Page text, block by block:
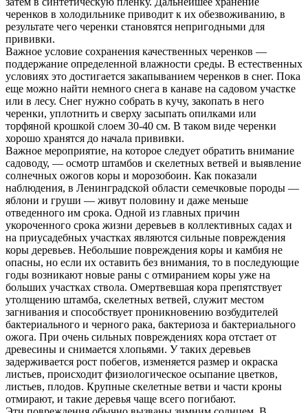
черенков в холодильнике приводит к их обезвоживанию, в
результате чего черенки становятся непригодными для
прививки.
Важное условие сохранения качественных черенков —
поддержание определенной влажности среды. В естественных
условиях это достигается закапыванием черенков в снег. Пока
еще можно найти немного снега в канаве на садовом участке
или в лесу. Снег нужно собрать в кучу, закопать в него
черенки, уплотнить и сверху засыпать опилками или
торфяной крошкой слоем 30-40 см. В таком виде черенки
хорошо хранятся до начала прививки.
Важное мероприятие, на которое следует обратить внимание
садоводу, — осмотр штамбов и скелетных ветвей и выявление
солнечных ожогов коры и морозобоин. Как показали
наблюдения, в Ленинградской области семечковые породы —
яблони и груши — живут половину и даже меньше
отведенного им срока. Одной из главных причин
укороченного срока жизни деревьев в коллективных садах и
на приусадебных участках являются сильные повреждения
коры деревьев. Небольшие повреждения коры и камбия не
опасны, но если их оставить без внимания, то в последующие
годы возникают новые раны с отмиранием коры уже на
больших участках ствола. Омертвевшая кора препятствует
утолщению штамба, скелетных ветвей, служит местом
загнивания и способствует проникновению возбудителей
бактериального и черного рака, бактериоза и бактериального
ожога. При очень сильных повреждениях кора отстает от
древесины и снимается хлопьями. У таких деревьев
задерживается рост побегов, изменяется размер и окраска
листьев, происходит физиологическое осыпание цветков,
листьев, плодов. Крупные скелетные ветви и части кроны
отмирают, и такие деревья чаще всего погибают.